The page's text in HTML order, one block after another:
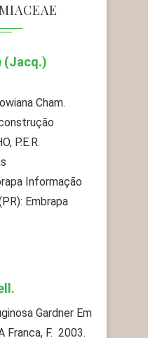
(Jacq.)
Cham.
P.E.R.
Informação
Embrapa
Gardner Em
Franca, F. 2003.